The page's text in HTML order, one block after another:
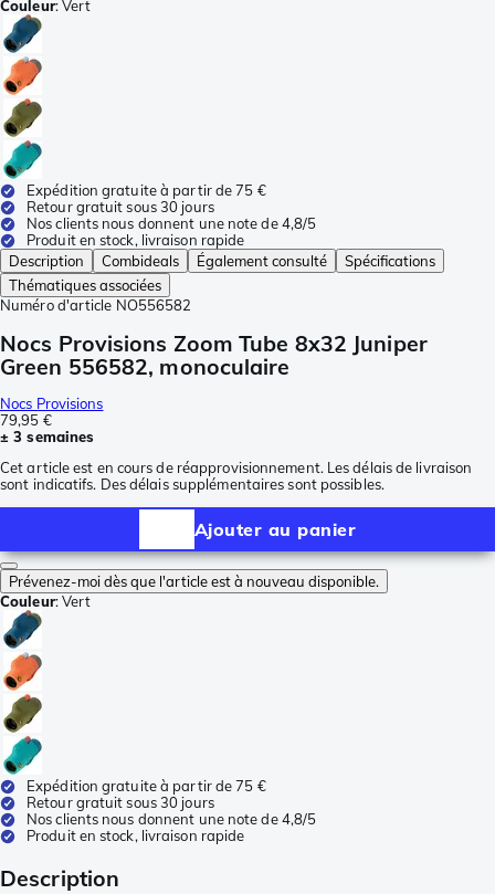
Couleur:Vert
Expédition gratuite à partir de 75 €
Retour gratuit sous 30 jours
Nos clients nous donnent une note de 4,8/5
Produit en stock, livraison rapide
Description
Combideals Également consulté
Spécifications
Thématiques associées
Numéro d'article NO556582
Nocs Provisions Zoom Tube 8x32 Juniper
Green 556582, monoculaire
Nocs Provisions
79,95 €
± 3 semaines
Cet article est en cours de réapprovisionnement. Les délais de livraison
sont indicatifs. Des délais supplémentaires sont possibles.
Ajouter au panier
Prévenez-moi dès que l'article est à nouveau disponible.
Couleur:Vert
Expédition gratuite à partir de 75 €
Retour gratuit sous 30 jours
Nos clients nous donnent une note de 4,8/5
Produit en stock, livraison rapide
Description